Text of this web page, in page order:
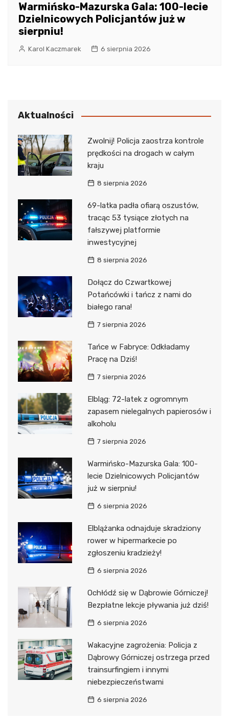
Warmińsko-Mazurska Gala: 100-lecie
Dzielnicowych Policjantów już w
sierpniu!
Karol Kaczmarek 6 sierpnia 2026
Aktualności
Zwolnij! Policja zaostrza kontrole
prędkości na drogach w całym
kraju
8 sierpnia 2026
69-latka padła ofiarą oszustów,
tracąc 53 tysiące złotych na
fałszywej platformie
inwestycyjnej
8 sierpnia 2026
Dołącz do Czwartkowej
Potańcówki i tańcz z nami do
białego rana!
7 sierpnia 2026
Tańce w Fabryce: Odkładamy
Pracę na Dziś!
7 sierpnia 2026
Elbląg: 72-latek z ogromnym
zapasem nielegalnych papierosów i
alkoholu
7 sierpnia 2026
Warmińsko-Mazurska Gala: 100-
lecie Dzielnicowych Policjantów
już w sierpniu!
6 sierpnia 2026
Elblążanka odnajduje skradziony
rower w hipermarkecie po
zgłoszeniu kradzieży!
6 sierpnia 2026
Ochłódź się w Dąbrowie Górniczej!
Bezpłatne lekcje pływania już dziś!
6 sierpnia 2026
Wakacyjne zagrożenia: Policja z
Dąbrowy Górniczej ostrzega przed
trainsurfingiem i innymi
niebezpieczeństwami
6 sierpnia 2026